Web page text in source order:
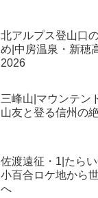
北アルプス登山口
め|中房温泉・新穂
2026
三峰山|マウンテン
山友と登る信州の
佐渡遠征・1|たら
小百合ロケ地から
へ